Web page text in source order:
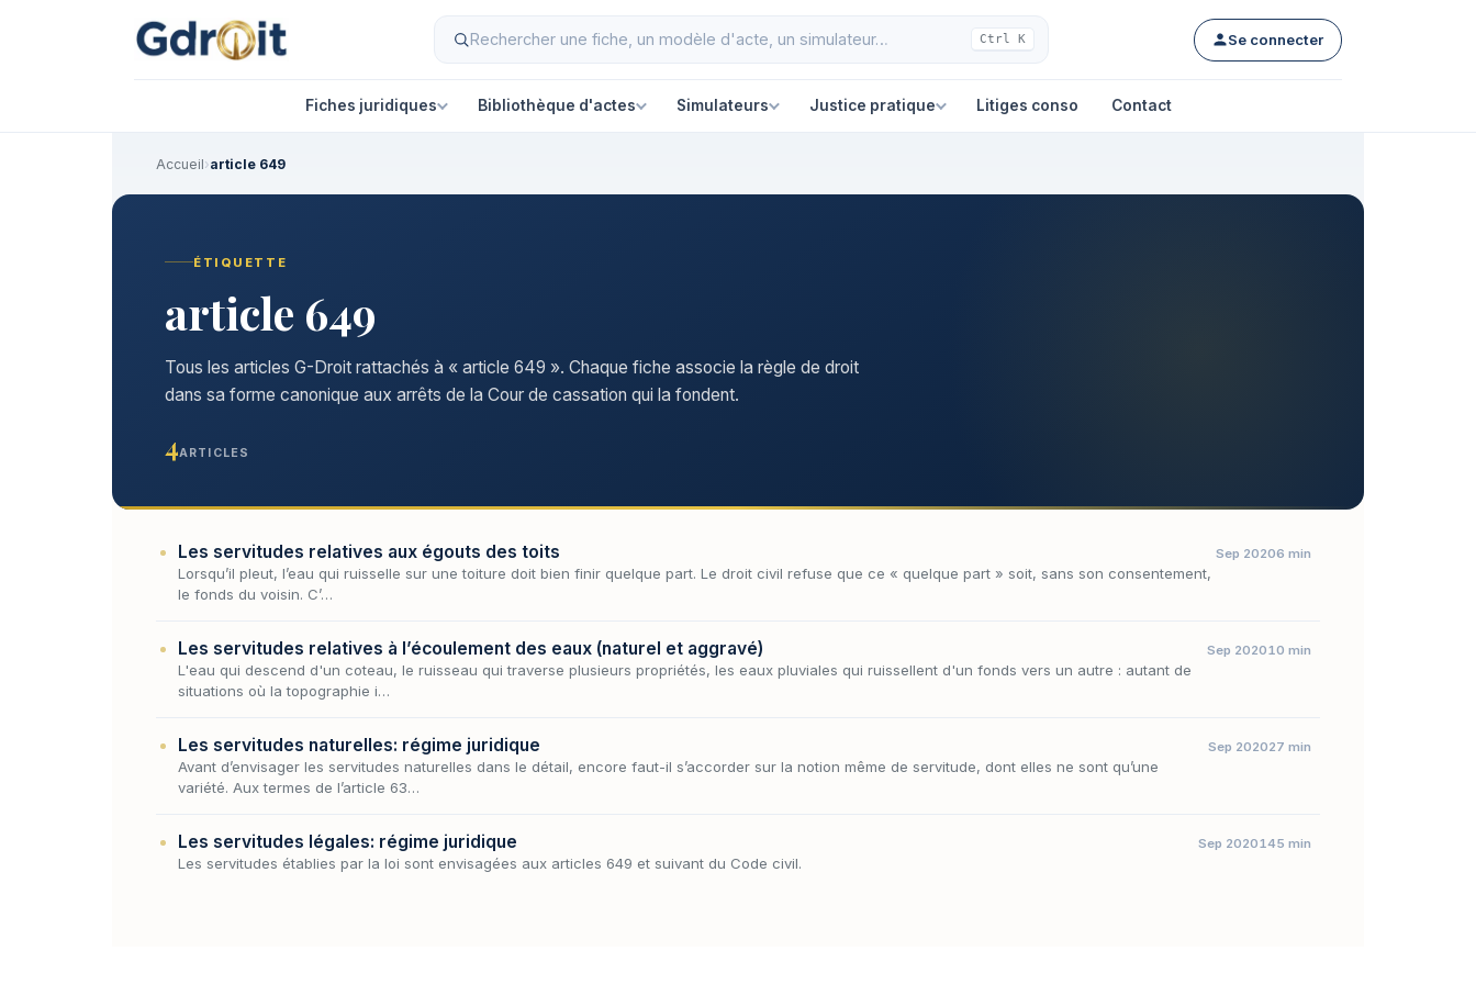
Ctrl K Se connecter
Fiches juridiques Bibliothèque d'actes Simulateurs Justice pratique Litiges conso Contact
Accueil›article 649
ÉTIQUETTE
article 649
Tous les articles G-Droit rattachés à « article 649 ». Chaque fiche associe la règle de droit
dans sa forme canonique aux arrêts de la Cour de cassation qui la fondent.
4ARTICLES
Les servitudes relatives aux égouts des toits
Lorsqu’il pleut, l’eau qui ruisselle sur une toiture doit bien finir quelque part. Le droit civil refuse que ce « quelque part » soit, sans son consentement,
le fonds du voisin. C’…
Sep 20206 min
Les servitudes relatives à l’écoulement des eaux (naturel et aggravé)
L'eau qui descend d'un coteau, le ruisseau qui traverse plusieurs propriétés, les eaux pluviales qui ruissellent d'un fonds vers un autre : autant de
situations où la topographie i…
Sep 202010 min
Les servitudes naturelles: régime juridique
Avant d’envisager les servitudes naturelles dans le détail, encore faut-il s’accorder sur la notion même de servitude, dont elles ne sont qu’une
variété. Aux termes de l’article 63…
Sep 202027 min
Les servitudes légales: régime juridique
Les servitudes établies par la loi sont envisagées aux articles 649 et suivant du Code civil.
Sep 2020145 min